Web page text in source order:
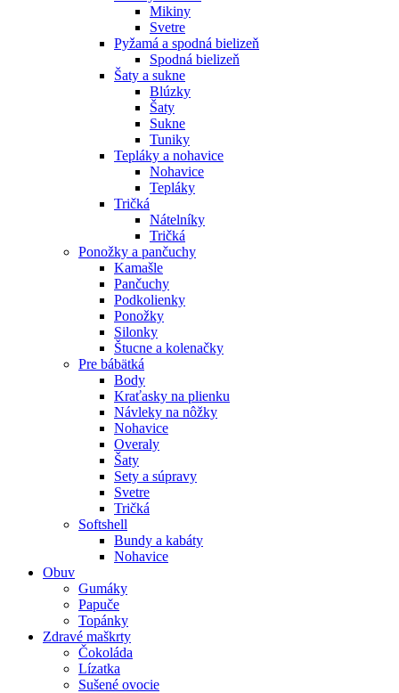
Mikiny
Svetre
Pyžamá a spodná bielizeň
Spodná bielizeň
Šaty a sukne
Blúzky
Šaty
Sukne
Tuniky
Tepláky a nohavice
Nohavice
Tepláky
Tričká
Nátelníky
Tričká
Ponožky a pančuchy
Kamašle
Pančuchy
Podkolienky
Ponožky
Silonky
Štucne a kolenačky
Pre bábätká
Body
Kraťasky na plienku
Návleky na nôžky
Nohavice
Overaly
Šaty
Sety a súpravy
Svetre
Tričká
Softshell
Bundy a kabáty
Nohavice
Obuv
Gumáky
Papuče
Topánky
Zdravé maškrty
Čokoláda
Lízatka
Sušené ovocie